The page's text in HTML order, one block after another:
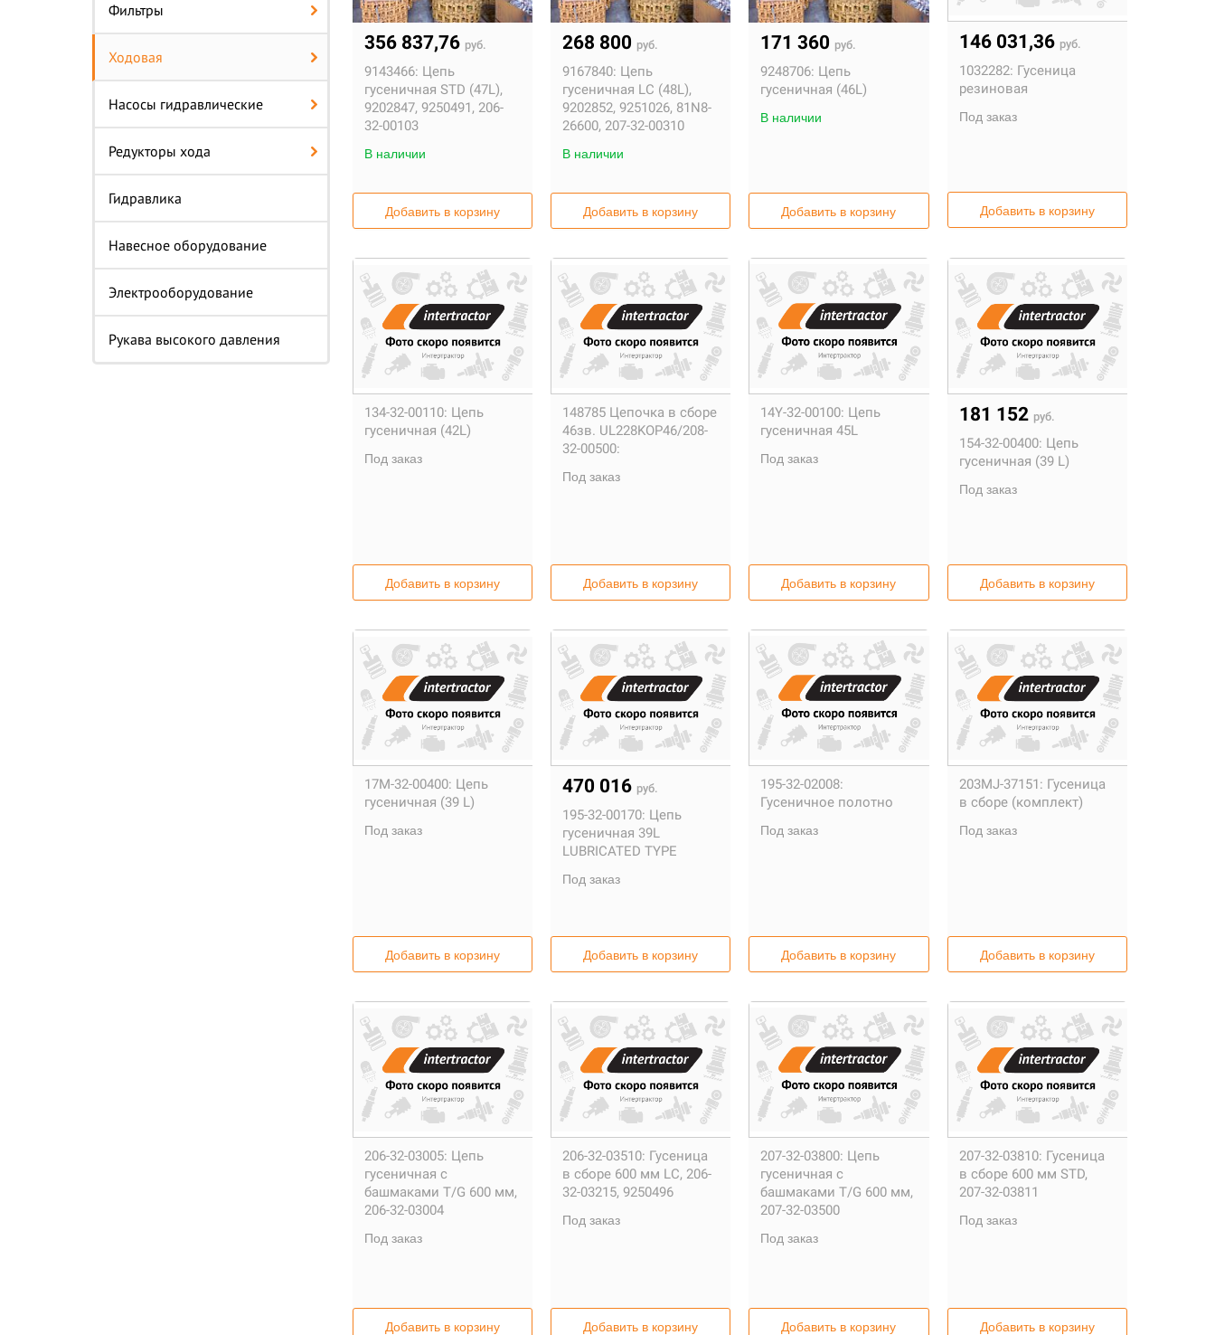
Фильтры
Ходовая
Насосы гидравлические
Редукторы хода
Гидравлика
Навесное оборудование
Электрооборудование
Рукава высокого давления
356 837,76 руб.
9143466: Цепь
гусеничная STD (47L),
9202847, 9250491, 206-
32-00103
В наличии
Добавить в корзину
268 800 руб.
9167840: Цепь
гусеничная LC (48L),
9202852, 9251026, 81N8-
26600, 207-32-00310
В наличии
Добавить в корзину
171 360 руб.
9248706: Цепь
гусеничная (46L)
В наличии
Добавить в корзину
146 031,36 руб.
1032282: Гусеница
резиновая
Под заказ
Добавить в корзину
134-32-00110: Цепь
гусеничная (42L)
Под заказ
Добавить в корзину
148785 Цепочка в сборе
46зв. UL228KOP46/208-
32-00500:
Под заказ
Добавить в корзину
14Y-32-00100: Цепь
гусеничная 45L
Под заказ
Добавить в корзину
181 152 руб.
154-32-00400: Цепь
гусеничная (39 L)
Под заказ
Добавить в корзину
17M-32-00400: Цепь
гусеничная (39 L)
Под заказ
Добавить в корзину
470 016 руб.
195-32-00170: Цепь
гусеничная 39L
LUBRICATED TYPE
Под заказ
Добавить в корзину
195-32-02008:
Гусеничное полотно
Под заказ
Добавить в корзину
203MJ-37151: Гусеница
в сборе (комплект)
Под заказ
Добавить в корзину
206-32-03005: Цепь
гусеничная с
башмаками T/G 600 мм,
206-32-03004
Под заказ
Добавить в корзину
206-32-03510: Гусеница
в сборе 600 мм LC, 206-
32-03215, 9250496
Под заказ
Добавить в корзину
207-32-03800: Цепь
гусеничная с
башмаками T/G 600 мм,
207-32-03500
Под заказ
Добавить в корзину
207-32-03810: Гусеница
в сборе 600 мм STD,
207-32-03811
Под заказ
Добавить в корзину